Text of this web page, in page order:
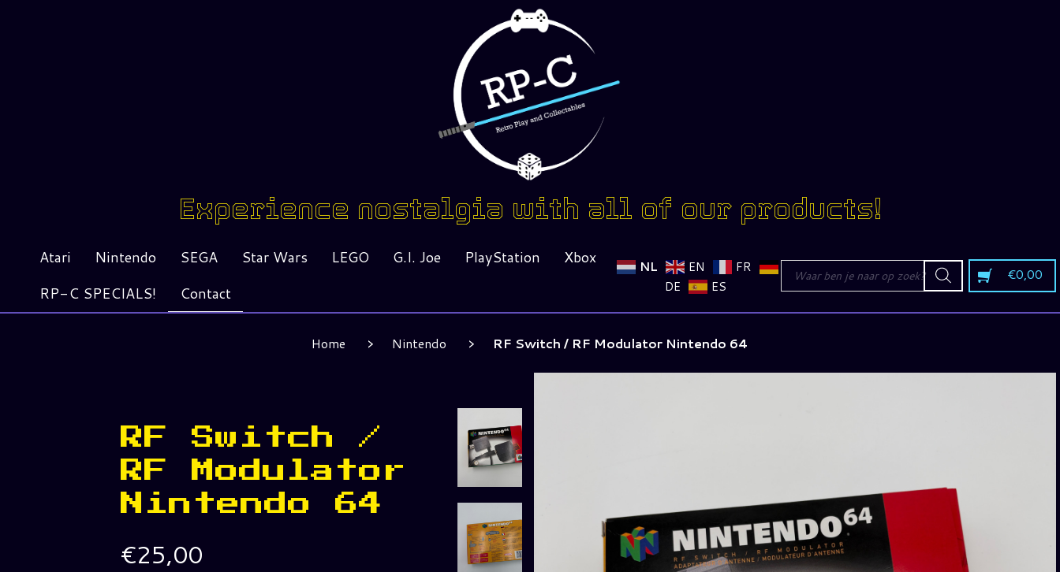
Experience nostalgia with all of our products!
Atari Nintendo SEGA Star Wars LEGO G.I. Joe PlayStation
Xbox
RP-C SPECIALS!
Contact
NL EN
FR
DE
ES
Producten
zoeken €0,00
Home Nintendo RF Switch / RF Modulator Nintendo 64
RF Switch /
RF Modulator
Nintendo 64
€25,00